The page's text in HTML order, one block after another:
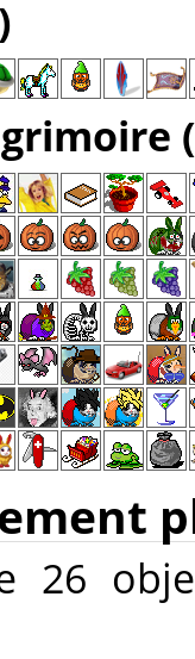
26